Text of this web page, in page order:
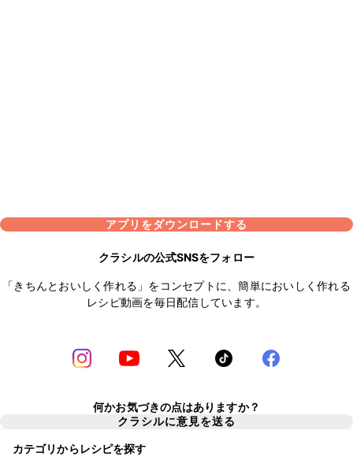
アプリをダウンロードする
クラシルの公式SNSをフォロー
「きちんとおいしく作れる」をコンセプトに、簡単においしく作れる
レシピ動画を毎日配信しています。
何かお気づきの点はありますか？
クラシルに意見を送る
カテゴリからレシピを探す